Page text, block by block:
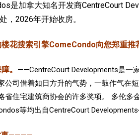
是加拿大知名开发商CentreCourt
，2026年开始收房。
花搜索引擎ComeCondo向您郑重推
。 ——CentreCourt Developments是一
公司借着如日方升的气势，一鼓作气在
省住宅建筑商协会的许多奖项。 多伦多
等均出自CentreCourt Developments